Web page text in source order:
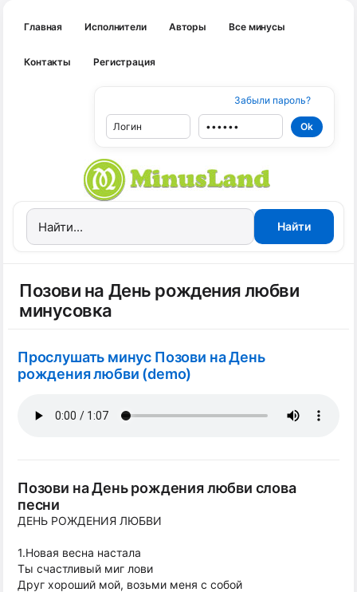
Главная Исполнители Авторы Все минусы
Контакты Регистрация
Забыли пароль?
Позови на День рождения любви
минусовка
Прослушать минус Позови на День
рождения любви (demo)
Позови на День рождения любви слова
песни
ДЕНЬ РОЖДЕНИЯ ЛЮБВИ
1.Новая весна настала
Ты счастливый миг лови
Друг хороший мой, возьми меня с собой